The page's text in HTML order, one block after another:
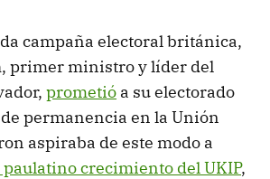
campaña electoral británica,
, primer ministro y líder del
prometió a su electorado
permanencia en la Unión
aspiraba de este modo a
paulatino crecimiento del UKIP,